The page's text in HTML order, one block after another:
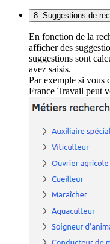
8. Suggestions de
En fonction de la
afficher des
suggestions sont
avez saisis.
Par exemple si vous
France Travail peut